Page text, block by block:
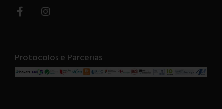
Protocolos e Parcerias